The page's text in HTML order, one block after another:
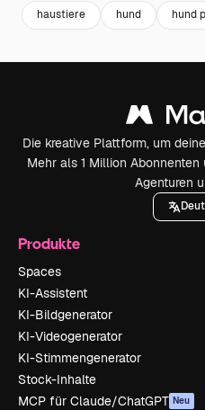
haustiere hund hund
Die kreative Plattform, um
Mehr als 1 Million
Agenturen
Produkte
Spaces
KI-Assistent
KI-Bildgenerator
KI-Videogenerator
KI-Stimmengenerator
Stock-Inhalte
MCP für Claude/ChatGPT Neu